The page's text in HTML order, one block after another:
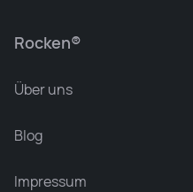
Rocken®
Über uns
Blog
Impressum